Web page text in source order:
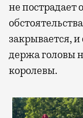
не пострадает
закрывается,
держа головы
королевы.